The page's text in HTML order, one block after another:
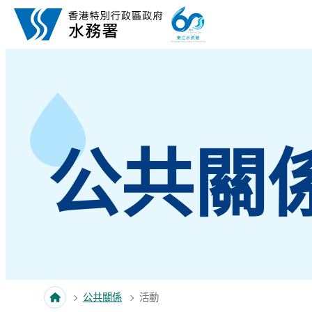
跳至內容
公共關
公共關係 活動